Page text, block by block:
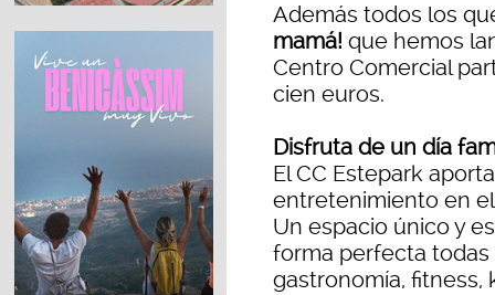
Además todos los
mamá! que hemos
Centro Comercial
cien euros.
Disfruta de un día
El CC Estepark
entretenimiento en
Un espacio único y
forma perfecta todas
gastronomía, fitness,